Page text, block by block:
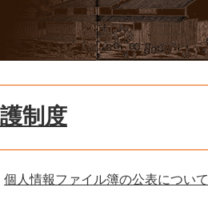
制度
個人情報ファイル簿の公表について